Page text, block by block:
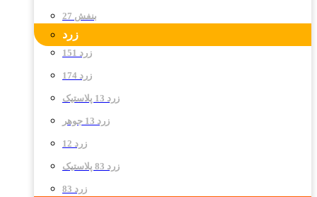
بنفش 27
زرد
زرد 151
زرد 174
زرد 13 پلاستیک
زرد 13 جوهر
زرد 12
زرد 83 پلاستیک
زرد 83